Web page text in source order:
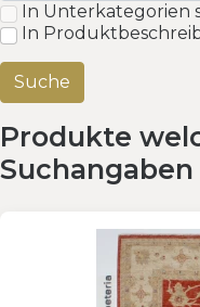
In Unterkategorien
In
Produkte